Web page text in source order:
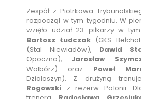
Zespół z Piotrkowa
rozpoczął w tym tygodniu. W
wzięło udział 23 piłkarzy w
Bartosz Łudczak (GKS
(Stal Niewiadów), Dawid
Opoczno), Jarosław
Wolbórz) oraz Paweł
Działoszyn). Z drużyną
Rogowski z rezerw Polonii.